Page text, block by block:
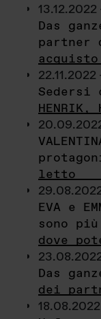
13.12.2022
Das
partner
22.11.2022
Sedersi
HENRIK,
letto
EVA e
sono
dove
Das
dei